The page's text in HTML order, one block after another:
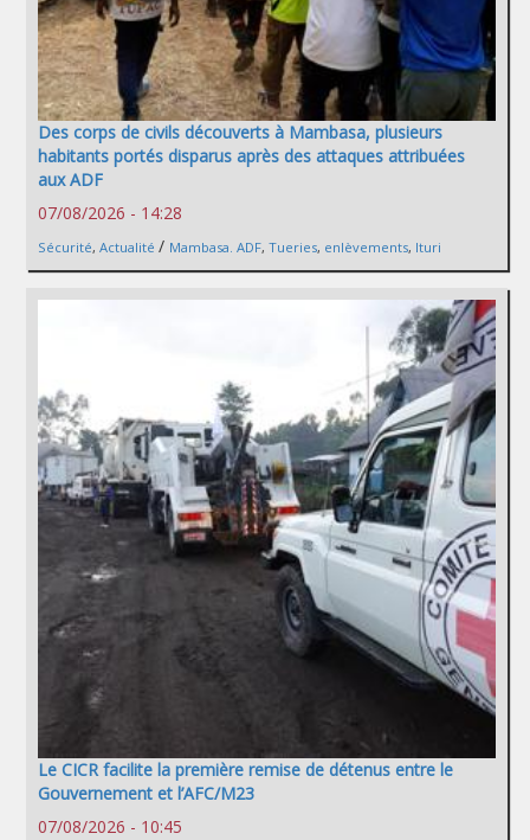
Des corps de civils découverts à Mambasa, plusieurs
habitants portés disparus après des attaques attribuées
aux ADF
07/08/2026 - 14:28
Sécurité, Actualité / Mambasa. ADF, Tueries, enlèvements, Ituri
Le CICR facilite la première remise de détenus entre le
Gouvernement et l’AFC/M23
07/08/2026 - 10:45